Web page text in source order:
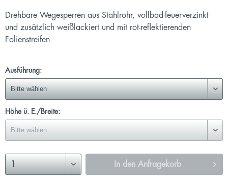
Drehbare Wegesperren aus Stahlrohr, vollbad-feuerverzinkt
und zusätzlich weißlackiert und mit rot-reflektierenden
Folienstreifen
Ausführung:
Höhe ü. E./Breite:
In den Anfragekorb